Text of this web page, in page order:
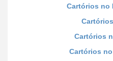
Cartórios no
Cartórios
Cartórios